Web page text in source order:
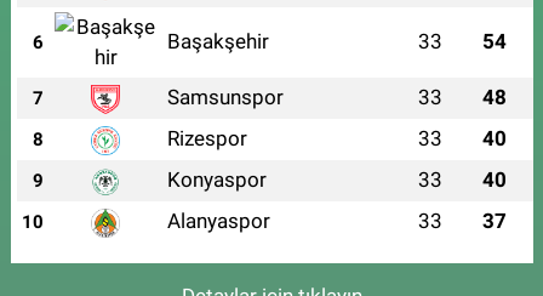
6 Başakşehir 33 54
7 Samsunspor 33 48
8 Rizespor 33 40
9 Konyaspor 33 40
10 Alanyaspor 33 37